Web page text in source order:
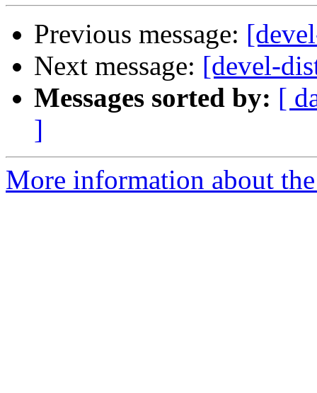
Previous message:
Next message: [devel-
Messages sorted by: [
]
More information about